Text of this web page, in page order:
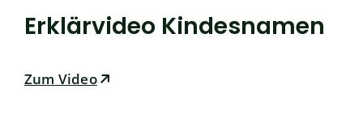
Erklärvideo Kindesnamen
Zum Video